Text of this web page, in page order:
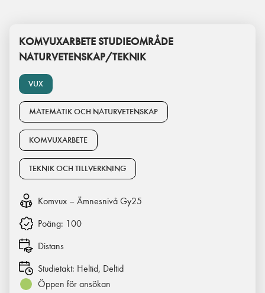
VUX
KOMVUXARBETE STUDIEOMRÅDE
NATURVETENSKAP/TEKNIK
MATEMATIK OCH NATURVETENSKAP
KOMVUXARBETE
TEKNIK OCH TILLVERKNING
Komvux – Ämnesnivå Gy25
Poäng: 100
Distans
Studietakt: Heltid, Deltid
Öppen för ansökan